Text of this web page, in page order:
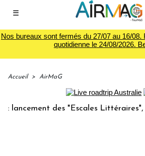
☰
Nos bureaux sont fermés du 27/07 au 16/08.
quotidienne le 24/08/2026.
Accueil > AirMaG
des "Escales Littéraires", la